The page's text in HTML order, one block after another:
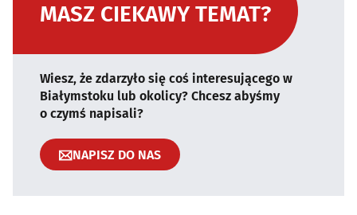
MASZ CIEKAWY TEMAT?
Wiesz, że zdarzyło się coś interesującego w
Białymstoku lub okolicy? Chcesz abyśmy
o czymś napisali?
NAPISZ DO NAS